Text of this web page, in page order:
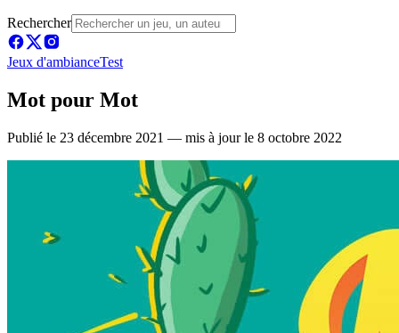
Rechercher
Jeux d'ambianceTest
Mot pour Mot
Publié le 23 décembre 2021 — mis à jour le 8 octobre 2022